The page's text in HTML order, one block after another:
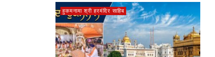
हुकमनामा श्री हरमंदिर साहिब